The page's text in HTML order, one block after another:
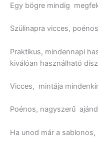
Egy bögre mindig
Szülinapra vicces,
Praktikus, mindennapi
kiválóan használható
Vicces, mintája
Poénos, nagyszerű
Ha unod már a